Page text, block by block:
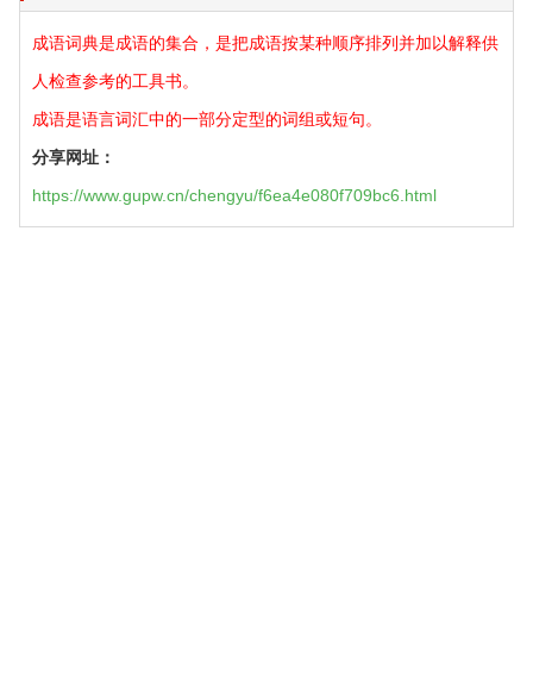
成语词典是成语的集合，是把成语按某种顺序排列并加以解释供
人检查参考的工具书。
成语是语言词汇中的一部分定型的词组或短句。
分享网址：
https://www.gupw.cn/chengyu/f6ea4e080f709bc6.html